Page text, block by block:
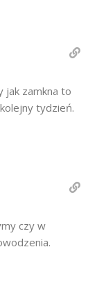
jak zamkna to
tydzień.
czy w